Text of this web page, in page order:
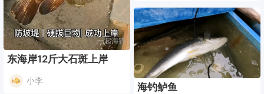
东海岸12斤大石斑上岸
小李
海钓鲈鱼